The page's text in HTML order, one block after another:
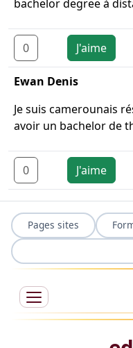
bachelor degree à
0 J'aime
Ewan Denis
Je suis camerounais
avoir un bachelor de
0 J'aime
Pages sites